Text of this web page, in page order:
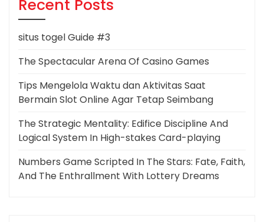
Recent Posts
situs togel Guide #3
The Spectacular Arena Of Casino Games
Tips Mengelola Waktu dan Aktivitas Saat
Bermain Slot Online Agar Tetap Seimbang
The Strategic Mentality: Edifice Discipline And
Logical System In High-stakes Card-playing
Numbers Game Scripted In The Stars: Fate, Faith,
And The Enthrallment With Lottery Dreams